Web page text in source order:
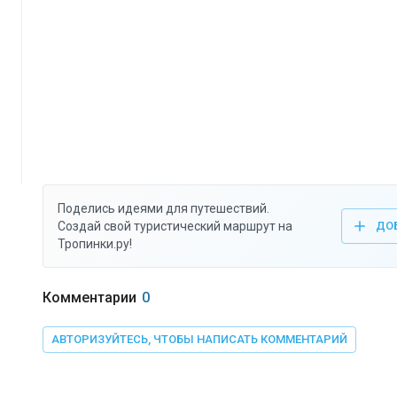
Поделись идеями для путешествий.
Создай свой туристический маршрут на
Тропинки.ру!
Комментарии 0
АВТОРИЗУЙТЕСЬ, ЧТОБЫ НАПИСАТЬ КОММЕНТАРИЙ